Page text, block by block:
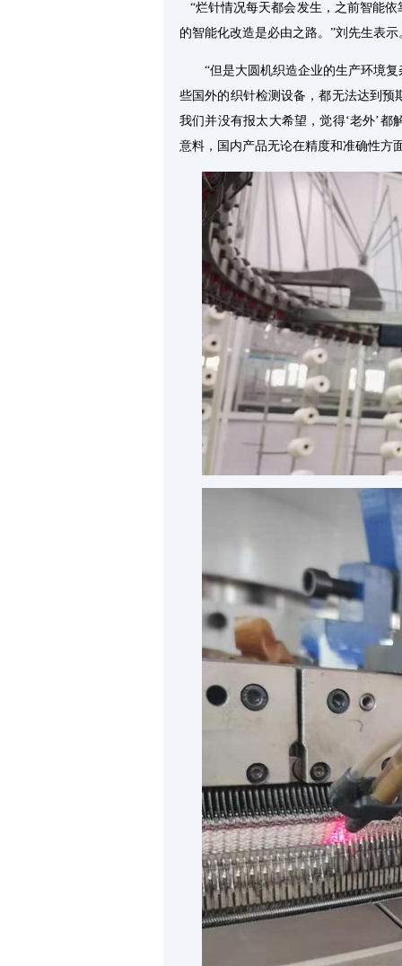
“烂针情况每天都会发生，之前智能
的智能化改造是必由之路。”刘先生表示
“但是大圆机织造企业的生产环境
些国外的织针检测设备，都无法达到
我们并没有报太大希望，觉得‘老外’
意料，国内产品无论在精度和准确性方